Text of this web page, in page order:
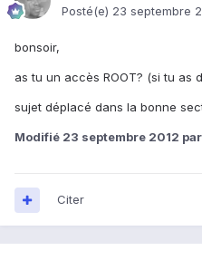
Posté(e) 23 septembre
bonsoir,
as tu un accès ROOT? (si tu as
sujet déplacé dans la bonne
Modifié 23 septembre 2012
Citer